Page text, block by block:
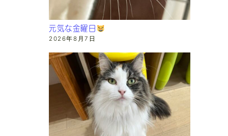
元気な金曜日
2026年8月7日